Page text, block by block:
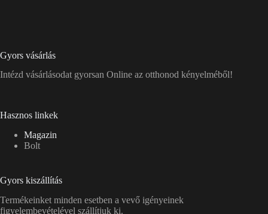
Gyors vásárlás
Intézd vásárlásodat gyorsan Online az otthonod kényelméből!
Hasznos linkek
Magazin
Bolt
Gyors kiszállítás
Termékeinket minden esetben a vevő igényeinek
figyelembevételével szállítjuk ki.